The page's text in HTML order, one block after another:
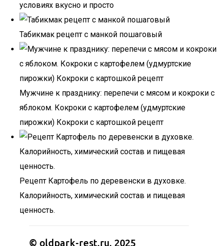
условиях вкусно и просто
Табикмак рецепт с манкой пошаговый
Мужчине к празднику: перепечи с мясом и кокроки с
яблоком. Кокроки с картофелем (удмуртские
пирожки) Кокроки с картошкой рецепт
Рецепт Картофель по деревенски в духовке.
Калорийность, химический состав и пищевая
ценность.
© oldpark-rest.ru, 2025